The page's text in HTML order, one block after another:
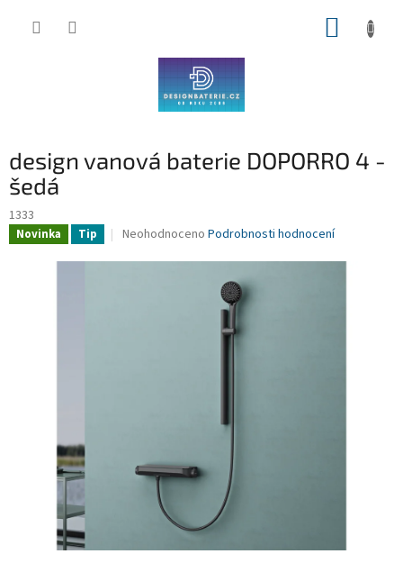
design vanová baterie DOPORRO 4 -
šedá
1333
Novinka Tip
Průměrné
produktu
Neohodnoceno Podrobnosti hodnocení